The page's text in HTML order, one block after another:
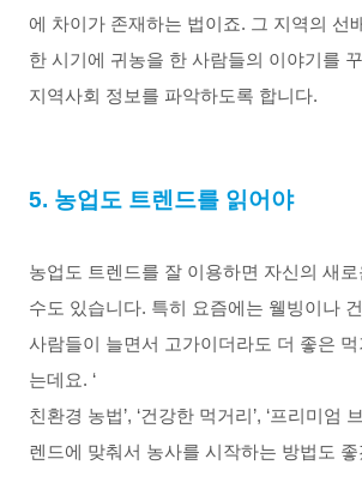
에 차이가 존재하는 법이죠. 그 지역의 선
한 시기에 귀농을 한 사람들의 이야기를
지역사회 정보를 파악하도록 합니다.
5. 농업도 트렌드를 읽어야
농업도 트렌드를 잘 이용하면 자신의 새
수도 있습니다. 특히 요즘에는 웰빙이나
사람들이 늘면서 고가이더라도 더 좋은
는데요. ‘
친환경 농법’, ‘건강한 먹거리’, ‘프리미엄
렌드에 맞춰서 농사를 시작하는 방법도